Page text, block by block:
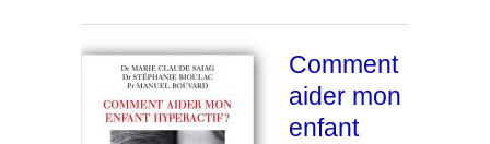
Comment
aider mon
enfant